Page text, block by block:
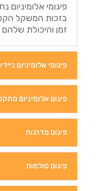
פיגומי אלומיניום
בזכות המשקל
זמן והיכולת
פיגומי אלומיניום
פיגום אלומיניום
פיגום מדרגות
פיגום סולמות